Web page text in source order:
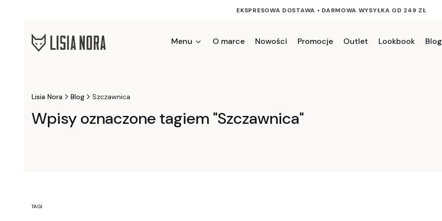
EKSPRESOWA DOSTAWA • DARMOWA WYSYŁKA OD 249 ZŁ
Menu O marce Nowości Promocje Outlet Lookbook Blog
Lisia Nora Blog Szczawnica
Wpisy oznaczone tagiem "Szczawnica"
TAGI